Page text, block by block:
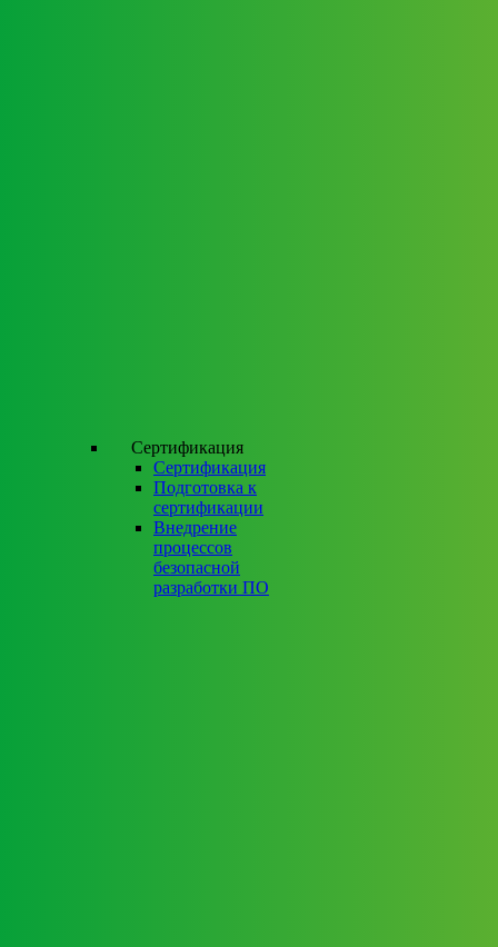
Сертификация
Сертификация
Подготовка к
сертификации
Внедрение
процессов
безопасной
разработки ПО